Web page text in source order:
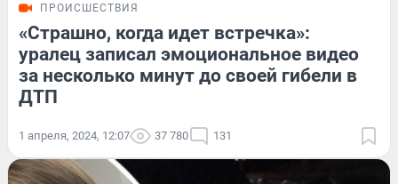
ПРОИСШЕСТВИЯ
«Страшно, когда идет встречка»:
уралец записал эмоциональное видео
за несколько минут до своей гибели в
ДТП
1 апреля, 2024, 12:07 37 780 131